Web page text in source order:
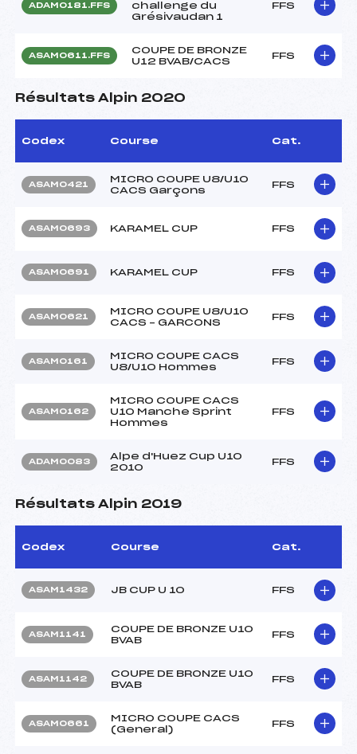
ADAM0181.FFS
challenge du
Grésivaudan 1
FFS
ASAM0611.FFS
COUPE DE BRONZE
U12 BVAB/CACS
FFS
Résultats Alpin 2020
Codex Course Cat.
ASAM0421
MICRO COUPE U8/U10
CACS Garçons
FFS
ASAM0693 KARAMEL CUP FFS
ASAM0691 KARAMEL CUP FFS
ASAM0621
MICRO COUPE U8/U10
CACS – GARCONS
FFS
ASAM0161
MICRO COUPE CACS
U8/U10 Hommes
FFS
ASAM0162
MICRO COUPE CACS
U10 Manche Sprint
Hommes
FFS
ADAM0083
Alpe d'Huez Cup U10
2010
FFS
Résultats Alpin 2019
Codex Course Cat.
ASAM1432 JB CUP U 10 FFS
ASAM1141
COUPE DE BRONZE U10
BVAB
FFS
ASAM1142
COUPE DE BRONZE U10
BVAB
FFS
ASAM0661
MICRO COUPE CACS
(General)
FFS